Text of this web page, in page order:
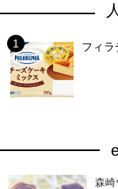
フィ
森崎